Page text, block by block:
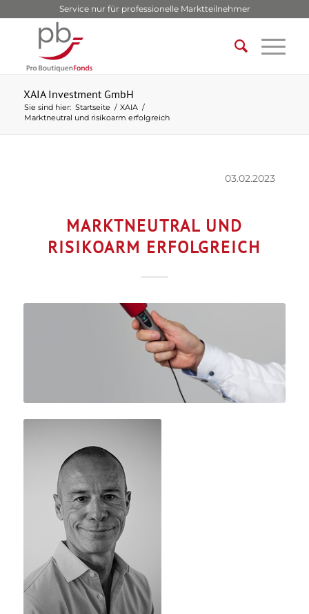
Service nur für professionelle Marktteilnehmer
XAIA Investment GmbH
Sie sind hier: Startseite / XAIA /
Marktneutral und risikoarm erfolgreich
03.02.2023
MARKTNEUTRAL UND
RISIKOARM ERFOLGREICH